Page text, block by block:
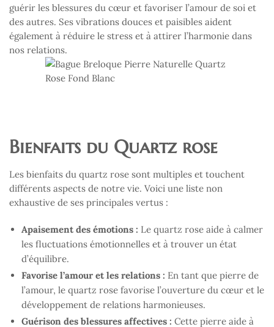
guérir les blessures du cœur et favoriser l’amour de soi et
des autres. Ses vibrations douces et paisibles aident
également à réduire le stress et à attirer l’harmonie dans
nos relations.
Bienfaits du Quartz rose
Les bienfaits du quartz rose sont multiples et touchent
différents aspects de notre vie. Voici une liste non
exhaustive de ses principales vertus :
Apaisement des émotions : Le quartz rose aide à calmer
les fluctuations émotionnelles et à trouver un état
d’équilibre.
Favorise l’amour et les relations : En tant que pierre de
l’amour, le quartz rose favorise l’ouverture du cœur et le
développement de relations harmonieuses.
Guérison des blessures affectives : Cette pierre aide à